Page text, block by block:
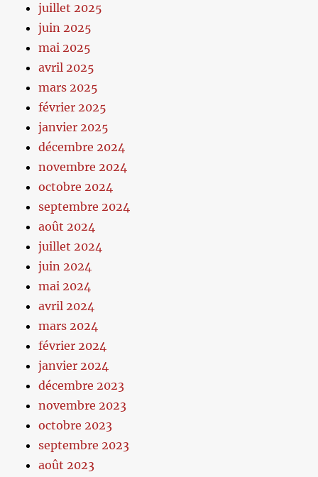
juillet 2025
juin 2025
mai 2025
avril 2025
mars 2025
février 2025
janvier 2025
décembre 2024
novembre 2024
octobre 2024
septembre 2024
août 2024
juillet 2024
juin 2024
mai 2024
avril 2024
mars 2024
février 2024
janvier 2024
décembre 2023
novembre 2023
octobre 2023
septembre 2023
août 2023